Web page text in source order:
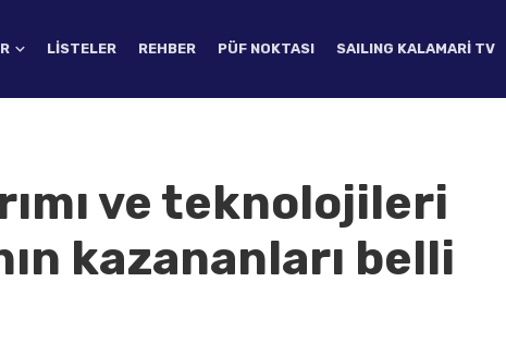
LISTELER REHBER PÜF NOKTASI SAILING KALAMARI TV
ve teknolojileri
kazananları belli